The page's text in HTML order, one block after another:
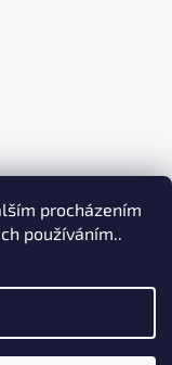
procházením
používáním..